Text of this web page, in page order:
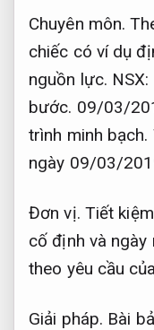
Chuyên môn.
chiếc có ví dụ
nguồn lực. NSX:
bước. 09/03/
trình minh bạch.
ngày 09/03/
Đơn vị. Tiết
cố định và
theo yêu cầu
Giải pháp. Bài